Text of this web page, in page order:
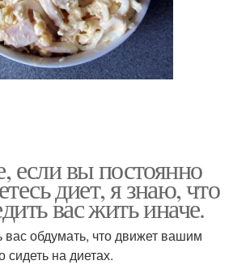
если вы постоянно
диет, я знаю, что
вас жить иначе.
вас обдумать, что движет вашим
на диетах.